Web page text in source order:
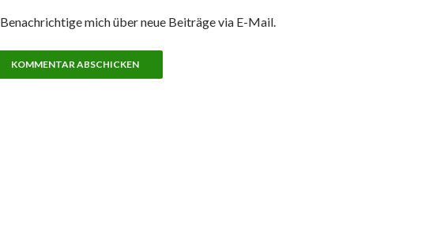
Benachrichtige mich über neue Beiträge via E-Mail.